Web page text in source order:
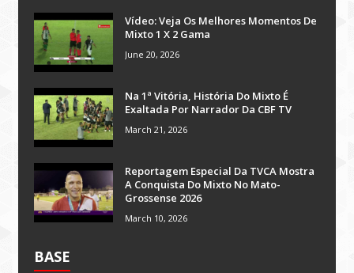
Vídeo: Veja Os Melhores Momentos De
Mixto 1 X 2 Gama
June 20, 2026
Na 1ª Vitória, História Do Mixto É
Exaltada Por Narrador Da CBF TV
March 21, 2026
Reportagem Especial Da TVCA Mostra
A Conquista Do Mixto No Mato-
Grossense 2026
March 10, 2026
BASE